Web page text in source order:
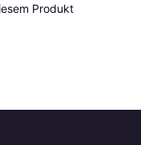
Produkt